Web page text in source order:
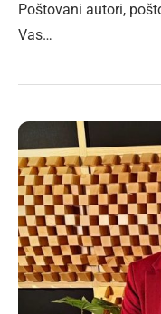
Poštovani autori,
Vas…